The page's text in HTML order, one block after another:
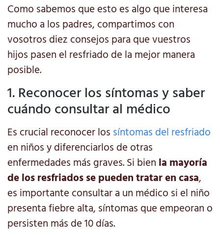
Como sabemos que esto es algo que interesa
mucho a los padres, compartimos con
vosotros diez consejos para que vuestros
hijos pasen el resfriado de la mejor manera
posible.
1. Reconocer los síntomas y saber
cuándo consultar al médico
Es crucial reconocer los síntomas del resfriado
en niños y diferenciarlos de otras
enfermedades más graves. Si bien la mayoría
de los resfriados se pueden tratar en casa,
es importante consultar a un médico si el niño
presenta fiebre alta, síntomas que empeoran o
persisten más de 10 días.